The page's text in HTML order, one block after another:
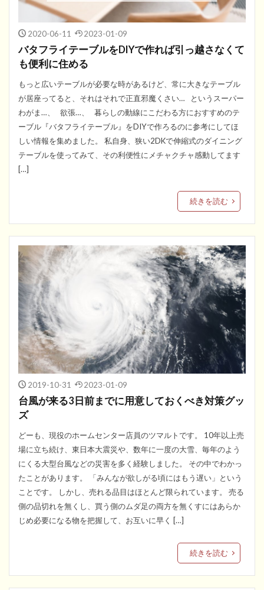
2020-06-11 2023-01-09
バタフライテーブルをDIYで作れば引っ越さなくて
も便利に住める
もっと広いテーブルが必要な時があるけど、常に大きなテーブル
が居座ってると、それはそれで正直邪魔くさい… というスーパー
わがま…、 欲張…、 暮らしの動線にこだわる方におすすめのテ
ーブル『バタフライテーブル』をDIYで作ろるのに参考にしてほ
しい情報を集めました。 私自身、狭い2DKで伸縮式のダイニング
テーブルを使ってみて、その利便性にメチャクチャ感動してます
[…]
続きを読む
2019-10-31 2023-01-09
台風が来る3日前までに用意しておくべき対策グッ
ズ
どーも、現役のホームセンター店員のツマルトです。 10年以上売
場に立ち続け、東日本大震災や、数年に一度の大雪、毎年のよう
にくる大型台風などの災害を多く経験しました。 その中でわかっ
たことがあります。 「みんなが欲しがる頃にはもう遅い」という
ことです。 しかし、売れる品目はほとんど限られています。 売る
側の品切れを無くし、買う側のムダ足の両方を無くすにはあらか
じめ必要になる物を把握して、お互いに早く […]
続きを読む